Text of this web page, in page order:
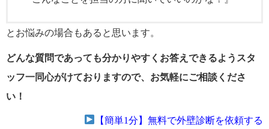
とお悩みの場合もあると思います。
どんな質問であっても分かりやすくお答えできるようスタ
ッフ一同心がけておりますので、お気軽にご相談くださ
い！
【簡単1分】無料で外壁診断を依頼する